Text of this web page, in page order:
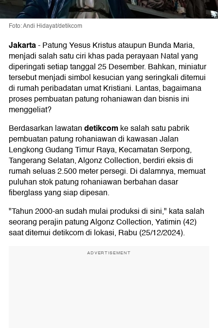
Foto: Andi Hidayat/detikcom
Jakarta-Patung Yesus Kristus ataupun Bunda Maria,
menjadi salah satu ciri khas pada perayaan Natal yang
diperingati setiap tanggal 25 Desember. Bahkan, miniatur
tersebut menjadi simbol kesucian yang seringkali ditemui
di rumah peribadatan umat Kristiani. Lantas, bagaimana
proses pembuatan patung rohaniawan dan bisnis ini
menggeliat?
Berdasarkan lawatandetikcomke salah satu pabrik
pembuatan patung rohaniawan di kawasan Jalan
Lengkong Gudang Timur Raya, Kecamatan Serpong,
Tangerang Selatan, Algonz Collection, berdiri eksis di
rumah seluas 2.500 meter persegi. Di dalamnya, memuat
puluhan stok patung rohaniawan berbahan dasar
fiberglass yang siap dipesan.
"Tahun 2000-an sudah mulai produksi di sini," kata salah
seorang perajin patung Algonz Collection, Yatimin (42)
saat ditemui detikcom di lokasi, Rabu (25/12/2024).
ADVERTISEMENT